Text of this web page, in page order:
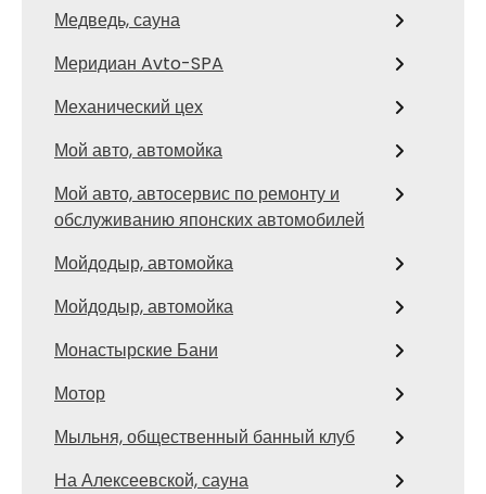
Медведь, сауна
Меридиан Avto-SPA
Механический цех
Мой авто, автомойка
Мой авто, автосервис по ремонту и
обслуживанию японских автомобилей
Мойдодыр, автомойка
Мойдодыр, автомойка
Монастырские Бани
Мотор
Мыльня, общественный банный клуб
На Алексеевской, сауна